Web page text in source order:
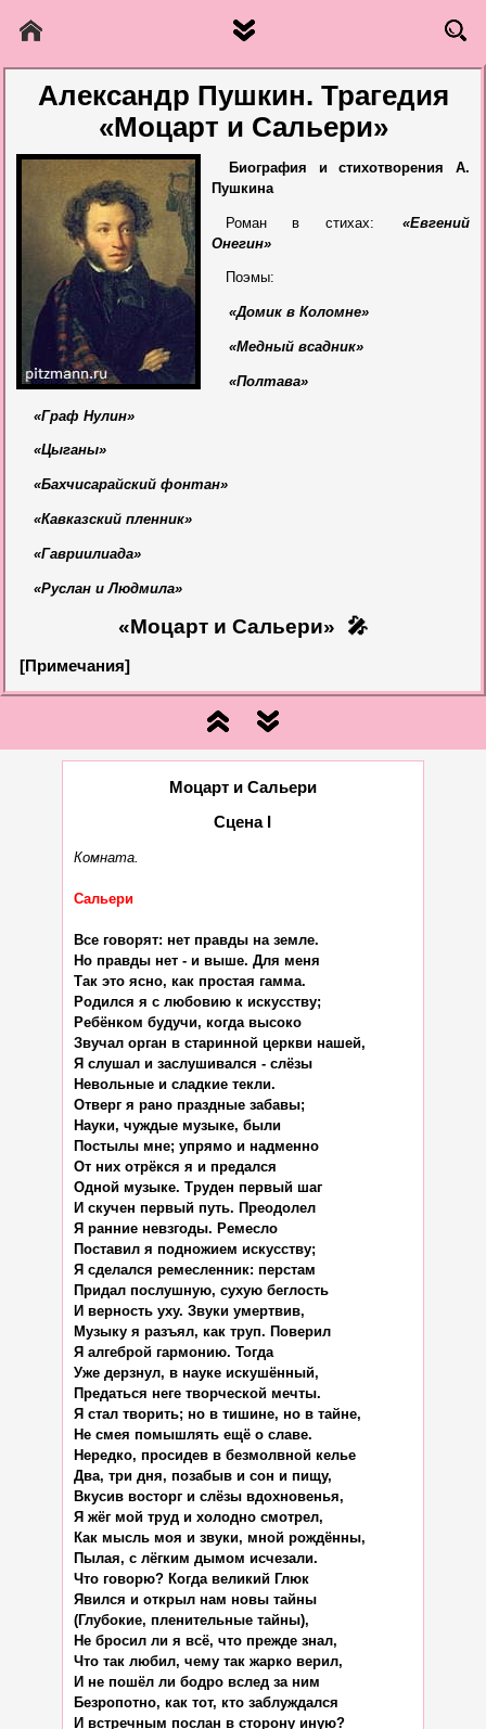
Александр Пушкин. Трагедия
«Моцарт и Сальери»
Биография и стихотворения А.
Пушкина
Роман в стихах:
«Евгений
Онегин»
Поэмы:
«Домик в Коломне»
«Медный всадник»
«Полтава»
«Граф Нулин»
«Цыганы»
«Бахчисарайский фонтан»
«Кавказский пленник»
«Гавриилиада»
«Руслан и Людмила»
«Моцарт и Сальери» 🎤
[Примечания]
Моцарт и Сальери
Сцена I
Комната.
Сальери
Все говорят: нет правды на земле.
Но правды нет - и выше. Для меня
Так это ясно, как простая гамма.
Родился я с любовию к искусству;
Ребёнком будучи, когда высоко
Звучал орган в старинной церкви нашей,
Я слушал и заслушивался - слёзы
Невольные и сладкие текли.
Отверг я рано праздные забавы;
Науки, чуждые музыке, были
Постылы мне; упрямо и надменно
От них отрёкся я и предался
Одной музыке. Труден первый шаг
И скучен первый путь. Преодолел
Я ранние невзгоды. Ремесло
Поставил я подножием искусству;
Я сделался ремесленник: перстам
Придал послушную, сухую беглость
И верность уху. Звуки умертвив,
Музыку я разъял, как труп. Поверил
Я алгеброй гармонию. Тогда
Уже дерзнул, в науке искушённый,
Предаться неге творческой мечты.
Я стал творить; но в тишине, но в тайне,
Не смея помышлять ещё о славе.
Нередко, просидев в безмолвной келье
Два, три дня, позабыв и сон и пищу,
Вкусив восторг и слёзы вдохновенья,
Я жёг мой труд и холодно смотрел,
Как мысль моя и звуки, мной рождённы,
Пылая, с лёгким дымом исчезали.
Что говорю? Когда великий Глюк
Явился и открыл нам новы тайны
(Глубокие, пленительные тайны),
Не бросил ли я всё, что прежде знал,
Что так любил, чему так жарко верил,
И не пошёл ли бодро вслед за ним
Безропотно, как тот, кто заблуждался
И встречным послан в сторону иную?